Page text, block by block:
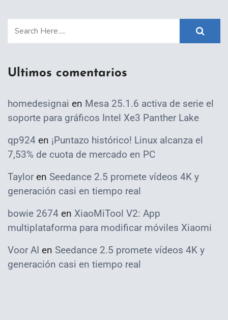
Ultimos comentarios
homedesignai en Mesa 25.1.6 activa de serie el
soporte para gráficos Intel Xe3 Panther Lake
qp924 en ¡Puntazo histórico! Linux alcanza el
7,53% de cuota de mercado en PC
Taylor en Seedance 2.5 promete vídeos 4K y
generación casi en tiempo real
bowie 2674 en XiaoMiTool V2: App
multiplataforma para modificar móviles Xiaomi
Voor AI en Seedance 2.5 promete vídeos 4K y
generación casi en tiempo real